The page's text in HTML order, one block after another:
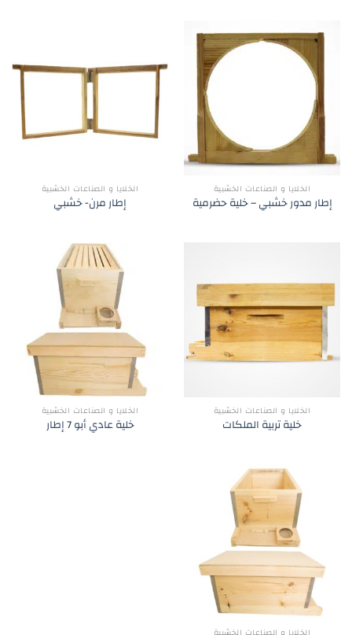
الخلايا و الصناعات الخشبية
إطار مدور خشبي – خلية حضرمية
الخلايا و الصناعات الخشبية
إطار مرن- خشبي
الخلايا و الصناعات الخشبية
خلية تربية الملكات
الخلايا و الصناعات الخشبية
خلية عادي أبو 7 إطار